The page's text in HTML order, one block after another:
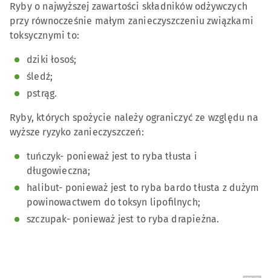
Ryby o najwyższej zawartości składników odżywczych
przy równocześnie małym zanieczyszczeniu związkami
toksycznymi to:
dziki łosoś;
śledź;
pstrąg.
Ryby, których spożycie należy ograniczyć ze względu na
wyższe ryzyko zanieczyszczeń:
tuńczyk- ponieważ jest to ryba tłusta i
długowieczna;
halibut- ponieważ jest to ryba bardo tłusta z dużym
powinowactwem do toksyn lipofilnych;
szczupak- ponieważ jest to ryba drapieżna.